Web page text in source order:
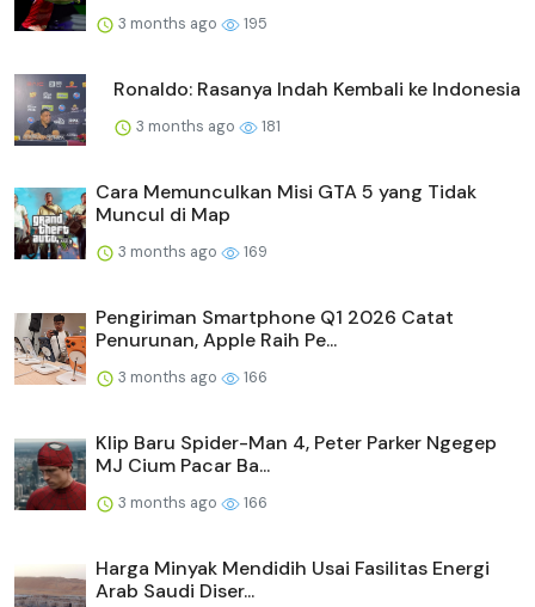
3 months ago 195
Ronaldo: Rasanya Indah Kembali ke Indonesia
3 months ago 181
Cara Memunculkan Misi GTA 5 yang Tidak
Muncul di Map
3 months ago 169
Pengiriman Smartphone Q1 2026 Catat
Penurunan, Apple Raih Pe...
3 months ago 166
Klip Baru Spider-Man 4, Peter Parker Ngegep
MJ Cium Pacar Ba...
3 months ago 166
Harga Minyak Mendidih Usai Fasilitas Energi
Arab Saudi Diser...